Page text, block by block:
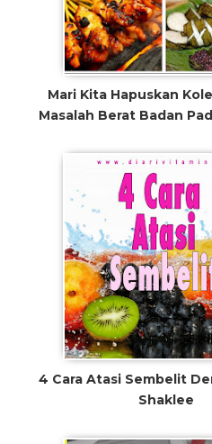
Mari Kita Hapuskan
Masalah Berat Badan
4 Cara Atasi Sembelit
Shaklee